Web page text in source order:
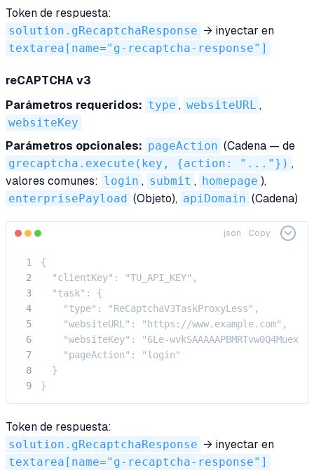
Token de respuesta:
solution.gRecaptchaResponse → inyectar en
textarea[name="g-recaptcha-response"]
reCAPTCHA v3
Parámetros requeridos: type , websiteURL ,
websiteKey
Parámetros opcionales: pageAction (Cadena — de
grecaptcha.execute(key, {action: "..."}) ,
valores comunes: login , submit , homepage ),
enterprisePayload (Objeto), apiDomain (Cadena)
json Copy
{
  "clientKey": "TU_API_KEY",
  "task": {
    "type": "ReCaptchaV3TaskProxyLess",
    "websiteURL": "https://www.example.com",
"websiteKey": "6Le-
    "pageAction": "login"
  }
}
Token de respuesta:
solution.gRecaptchaResponse → inyectar en
textarea[name="g-recaptcha-response"]